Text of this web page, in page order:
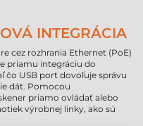
INTEGRÁCIA
cez rozhrania Ethernet (PoE)
priamu integráciu do
čo USB port dovoľuje správu
dát. Pomocou
priamo ovládať alebo
výrobnej linky, ako sú